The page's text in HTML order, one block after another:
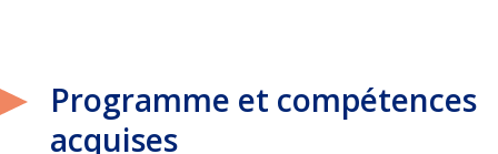
Programme et compétences
acquises